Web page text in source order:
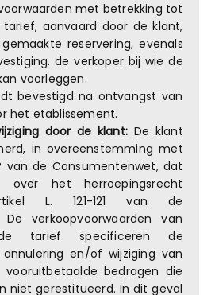
met betrekking tot
aanvaard door de klant,
reservering, evenals
de verkoper bij wie de
voorleggen.
bevestigd na ontvangst van
het etablissement.
door de klant: De klant
in overeenstemming met
van de Consumentenwet, dat
het herroepingsrecht
L. 121-121 van de
De verkoopvoorwaarden van
tarief specificeren de
en/of wijziging van
vooruitbetaalde bedragen die
niet gerestitueerd. In dit geval